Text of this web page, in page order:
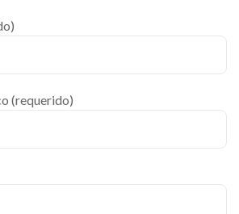
(requerido)